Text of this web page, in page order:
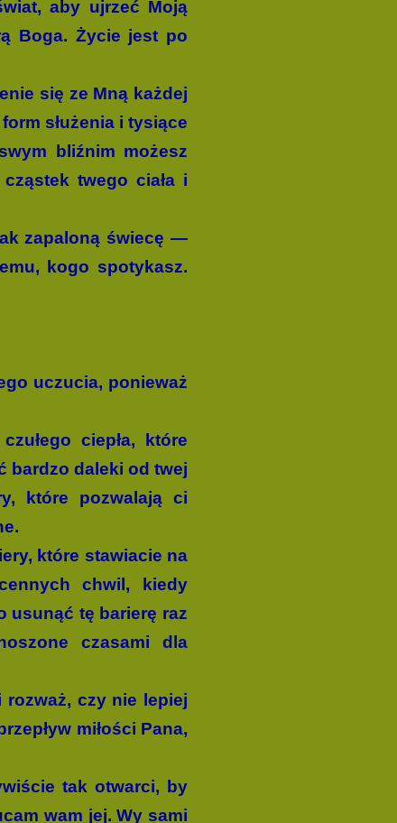
aby ujrzeć Moją
Boga. Życie jest po
się ze Mną każdej
służenia i tysiące
bliźnim możesz
twego ciała i
zapaloną świecę —
kogo spotykasz.
uczucia, ponieważ
ciepła, które
bardzo daleki od twej
które pozwa­lają ci
które stawiacie na
chwil, kiedy
usunąć tę barierę raz
czasami dla
rozważ, czy nie lepiej
miłości Pana,
tak otwarci, by
wam jej. Wy sami